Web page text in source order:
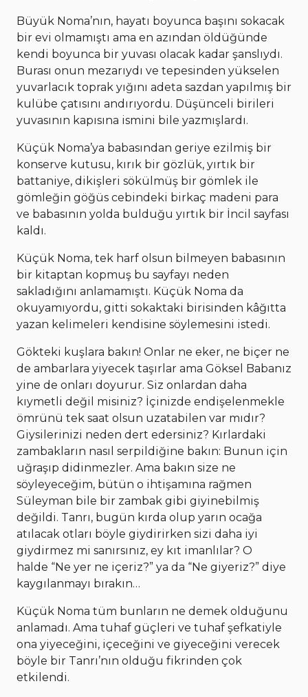
Büyük Noma’nın, hayatı boyunca başını sokacak
bir evi olmamıştı ama en azından öldüğünde
kendi boyunca bir yuvası olacak kadar şanslıydı.
Burası onun mezarıydı ve tepesinden yükselen
yuvarlacık toprak yığını adeta sazdan yapılmış bir
kulübe çatısını andırıyordu. Düşünceli birileri
yuvasının kapısına ismini bile yazmışlardı.
Küçük Noma’ya babasından geriye ezilmiş bir
konserve kutusu, kırık bir gözlük, yırtık bir
battaniye, dikişleri sökülmüş bir gömlek ile
gömleğin göğüs cebindeki birkaç madeni para
ve babasının yolda bulduğu yırtık bir İncil sayfası
kaldı.
Küçük Noma, tek harf olsun bilmeyen babasının
bir kitaptan kopmuş bu sayfayı neden
sakladığını anlamamıştı. Küçük Noma da
okuyamıyordu, gitti sokaktaki birisinden kâğıtta
yazan kelimeleri kendisine söylemesini istedi.
Gökteki kuşlara bakın! Onlar ne eker, ne biçer ne
de ambarlara yiyecek taşırlar ama Göksel Babanız
yine de onları doyurur. Siz onlardan daha
kıymetli değil misiniz? İçinizde endişelenmekle
ömrünü tek saat olsun uzatabilen var mıdır?
Giysilerinizi neden dert edersiniz? Kırlardaki
zambakların nasıl serpildiğine bakın: Bunun için
uğraşıp didinmezler. Ama bakın size ne
söyleyeceğim, bütün o ihtişamına rağmen
Süleyman bile bir zambak gibi giyinebilmiş
değildi. Tanrı, bugün kırda olup yarın ocağa
atılacak otları böyle giydirirken sizi daha iyi
giydirmez mi sanırsınız, ey kıt imanlılar? O
halde “Ne yer ne içeriz?” ya da “Ne giyeriz?” diye
kaygılanmayı bırakın…
Küçük Noma tüm bunların ne demek olduğunu
anlamadı. Ama tuhaf güçleri ve tuhaf şefkatiyle
ona yiyeceğini, içeceğini ve giyeceğini verecek
böyle bir Tanrı’nın olduğu fikrinden çok
etkilendi.